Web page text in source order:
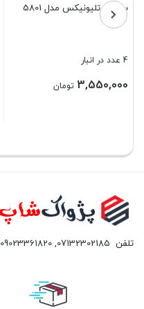
سشوار تلیونیکس مدل 5801
4 عدد در انبار
3,550,000 تومان
تلفن 07132302185
,
09023361820